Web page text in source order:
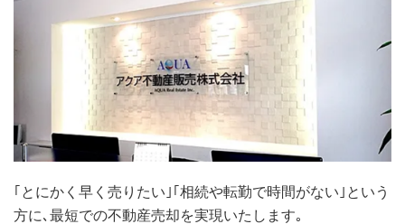
｢とにかく早く売りたい｣｢相続や転勤で時間がない｣という
方に､最短での不動産売却を実現いたします｡